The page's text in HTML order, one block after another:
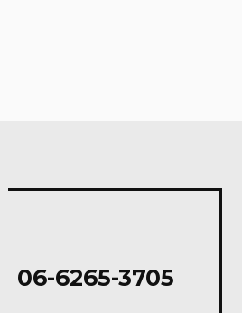
06-6265-3705